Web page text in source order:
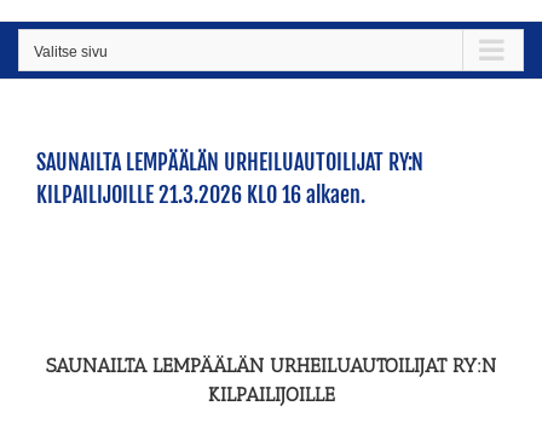
Valitse sivu
SAUNAILTA LEMPÄÄLÄN URHEILUAUTOILIJAT RY:N
KILPAILIJOILLE 21.3.2026 KLO 16 alkaen.
SAUNAILTA LEMPÄÄLÄN URHEILUAUTOILIJAT RY:N
KILPAILIJOILLE